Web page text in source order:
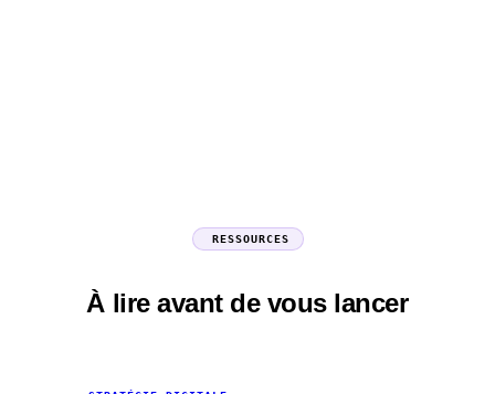
RESSOURCES
À lire avant de vous lancer